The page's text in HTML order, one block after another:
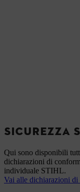
SICUREZZA
Qui sono disponibili
dichiarazioni di
individuale STIHL.
Vai alle dichiarazioni di